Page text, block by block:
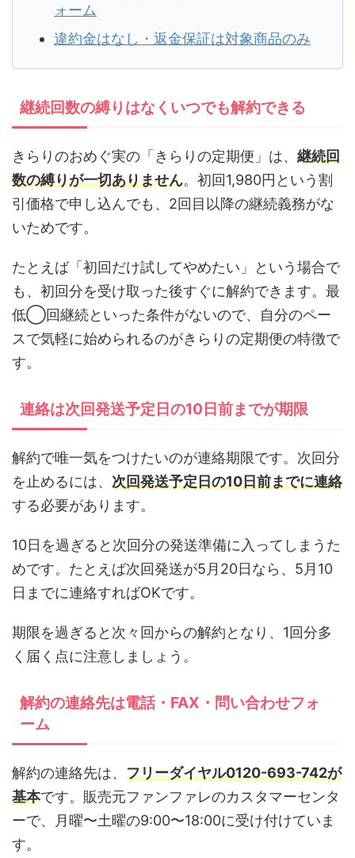
ォーム
違約金はなし・返金保証は対象商品のみ
継続回数の縛りはなくいつでも解約できる
きらりのおめぐ実の「きらりの定期便」は、 継続回
数の縛りが一切ありません。初回1,980円という割
引価格で申し込んでも、2回目以降の継続義務がな
いためです。
たとえば「初回だけ試してやめたい」という場合で
も、初回分を受け取った後すぐに解約できます。最
低◯回継続といった条件がないので、自分のペー
スで気軽に始められるのがきらりの定期便の特徴で
す。
連絡は次回発送予定日の10日前までが期限
解約で唯一気をつけたいのが連絡期限です。次回分
を止めるには、 次回発送予定日の10日前までに連絡
する必要があります。
10日を過ぎると次回分の発送準備に入ってしまうた
めです。たとえば次回発送が5月20日なら、5月10
日までに連絡すればOKです。
期限を過ぎると次々回からの解約となり、1回分多
く届く点に注意しましょう。
解約の連絡先は電話・FAX・問い合わせフォ
ーム
解約の連絡先は、 フリーダイヤル0120-693-742が
基本です。販売元ファンファレのカスタマーセンタ
ーで、月曜〜土曜の9:00〜18:00に受け付けていま
す。